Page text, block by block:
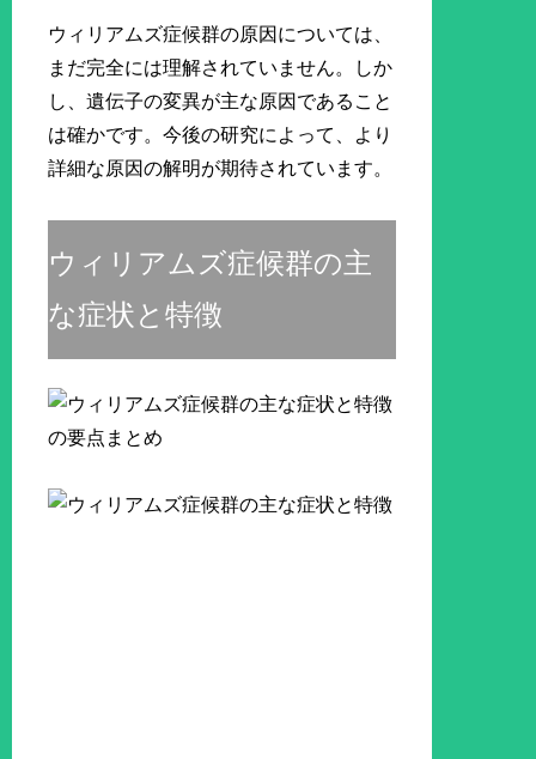
ウィリアムズ症候群の原因については、
まだ完全には理解されていません。しか
し、遺伝子の変異が主な原因であること
は確かです。今後の研究によって、より
詳細な原因の解明が期待されています。
ウィリアムズ症候群の主
な症状と特徴